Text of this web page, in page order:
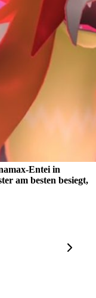
Entei in
am besten besiegt,